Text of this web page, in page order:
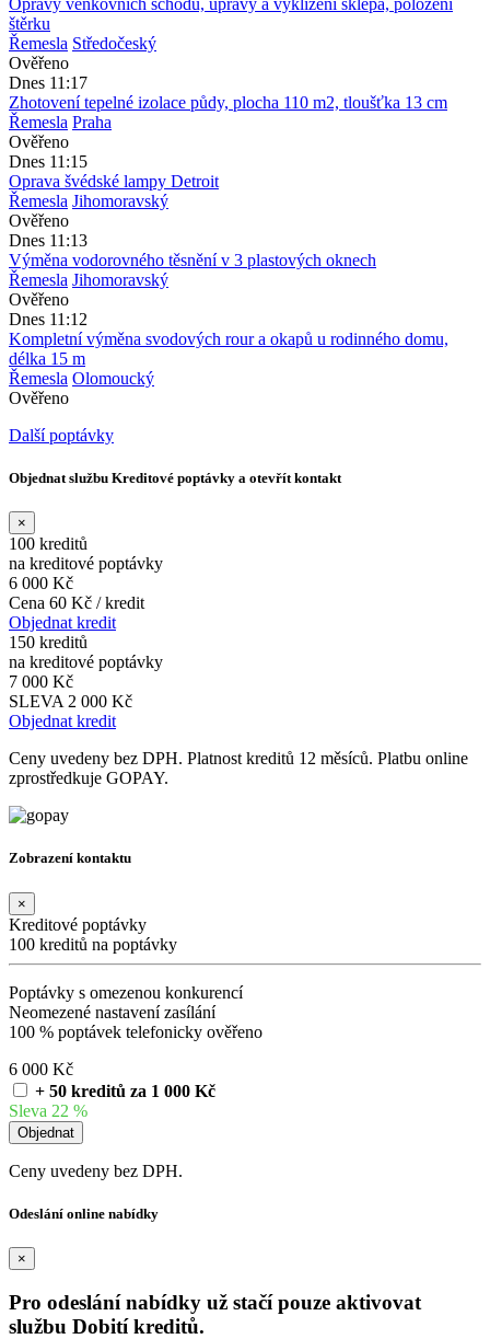
Opravy venkovních schodů, úpravy a vyklizení sklepa, položení
štěrku
Řemesla Středočeský
Ověřeno
Dnes 11:17
Zhotovení tepelné izolace půdy, plocha 110 m2, tloušťka 13 cm
Řemesla Praha
Ověřeno
Dnes 11:15
Oprava švédské lampy Detroit
Řemesla Jihomoravský
Ověřeno
Dnes 11:13
Výměna vodorovného těsnění v 3 plastových oknech
Řemesla Jihomoravský
Ověřeno
Dnes 11:12
Kompletní výměna svodových rour a okapů u rodinného domu,
délka 15 m
Řemesla Olomoucký
Ověřeno
Další poptávky
Objednat službu Kreditové poptávky a otevřít kontakt
×
100 kreditů
na kreditové poptávky
6 000 Kč
Cena 60 Kč / kredit
Objednat kredit
150 kreditů
na kreditové poptávky
7 000 Kč
SLEVA 2 000 Kč
Objednat kredit
Ceny uvedeny bez DPH. Platnost kreditů 12 měsíců. Platbu online
zprostředkuje GOPAY.
Zobrazení kontaktu
×
Kreditové poptávky
100 kreditů na poptávky
Poptávky s omezenou konkurencí
Neomezené nastavení zasílání
100 % poptávek telefonicky ověřeno
6 000 Kč
+ 50 kreditů za 1 000 Kč
Sleva 22 %
Ceny uvedeny bez DPH.
Odeslání online nabídky
×
Pro odeslání nabídky už stačí pouze aktivovat
službu Dobití kreditů.